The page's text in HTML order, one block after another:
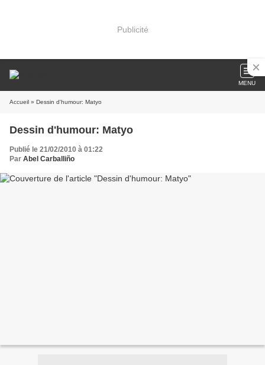
Publicité
MENU
Accueil » Dessin d'humour: Matyo
Dessin d'humour: Matyo
Publié le 21/02/2010 à 01:22
Par Abel Carballiño